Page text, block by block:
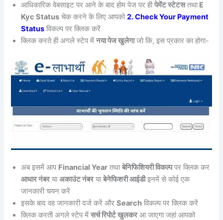
आधिकारिक वेबसाइट पर आने के बाद होम पेज पर हीपेमेंट स्टेटसतथाE
Kyc Status चेक करने के लिए आपको2. Check Your Payment
Status विकल्प पर क्लिक करें
क्लिक करते ही अगले स्टेप मेंनया पेज खुलेगाजो कि, इस प्रकार का होगा-
अब इसमें आप Financial Year तथाबेनिफिशियरी विकल्पपर क्लिक कर
आधार नंबरयाअकाउंट नंबरयाबेनेफिशरी आईडीइनमें से कोई एक
जानकारी चयन करें
इसके बाद वह जानकारी दर्ज करें औरSearch विकल्प पर क्लिक करें
क्लिक करती अगले स्टेप मेंसर्च रिपोर्ट खुलकरआ जाएगा जहां आपको